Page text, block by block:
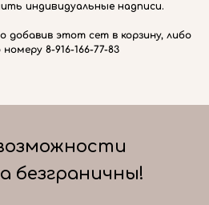
индивидуальные надписи.
этот сет в корзину, либо
8-916-166-77-83
безграничны!